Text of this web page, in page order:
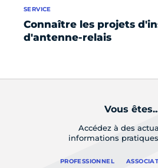
Connaître les projets
d'antenne-relais
SERVICE
Vous
Accédez à des
informations
PROFESSIONNEL